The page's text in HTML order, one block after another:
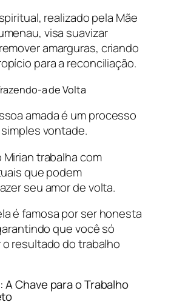
realizado pela Mãe
visa suavizar
amarguras, criando
para a reconciliação.
a de Volta
amada é um processo
vontade.
Mirian trabalha com
que podem
seu amor de volta.
é famosa por ser honesta
que você só
resultado do trabalho
Chave para o Trabalho